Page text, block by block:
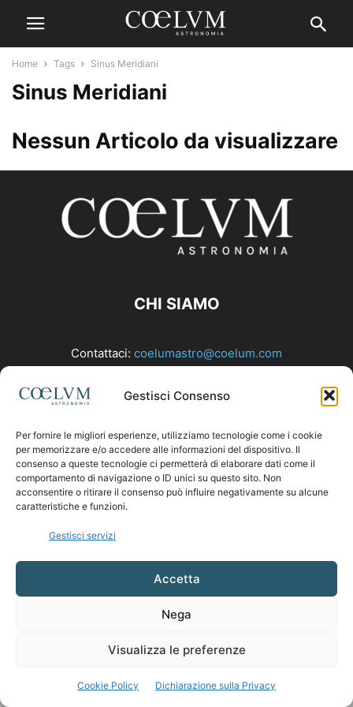
Gestisci Consenso
Per fornire le migliori esperienze, utilizziamo tecnologie come i cookie
per memorizzare e/o accedere alle informazioni del dispositivo. Il
consenso a queste tecnologie ci permetterà di elaborare dati come il
comportamento di navigazione o ID unici su questo sito. Non
acconsentire o ritirare il consenso può influire negativamente su alcune
caratteristiche e funzioni.
Gestisci servizi
Accetta
Nega
Visualizza le preferenze
Cookie Policy Dichiarazione sulla Privacy
Home Tags Sinus Meridiani
Sinus Meridiani
Nessun Articolo da visualizzare
CHI SIAMO
Contattaci: coelumastro@coelum.com
SEGUICI